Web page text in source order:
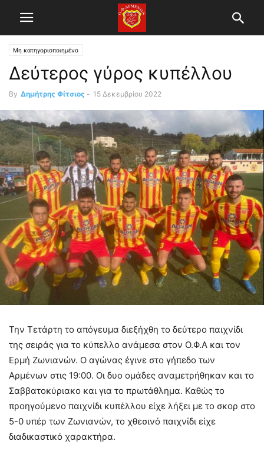
Μη κατηγοριοποιημένο
Δεύτερος γύρος κυπέλλου
By Δημήτρης Φίτσιος - 15 Δεκεμβρίου 2022
Την Τετάρτη το απόγευμα διεξήχθη το δεύτερο παιχνίδι
της σειράς για το κύπελλο ανάμεσα στον Ο.Φ.Α και τον
Ερμή Ζωνιανών. Ο αγώνας έγινε στο γήπεδο των
Αρμένων στις 19:00. Οι δυο ομάδες αναμετρήθηκαν και το
Σαββατοκύριακο και για το πρωτάθλημα. Καθώς το
προηγούμενο παιχνίδι κυπέλλου είχε λήξει με το σκορ στο
5-0 υπέρ των Ζωνιανών, το χθεσινό παιχνίδι είχε
διαδικαστικό χαρακτήρα.